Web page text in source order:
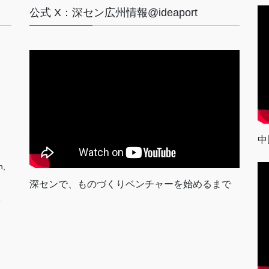
公式 X：深セン広州情報@ideaport
深センで、ものづくりベンチャーを始めるまで
中